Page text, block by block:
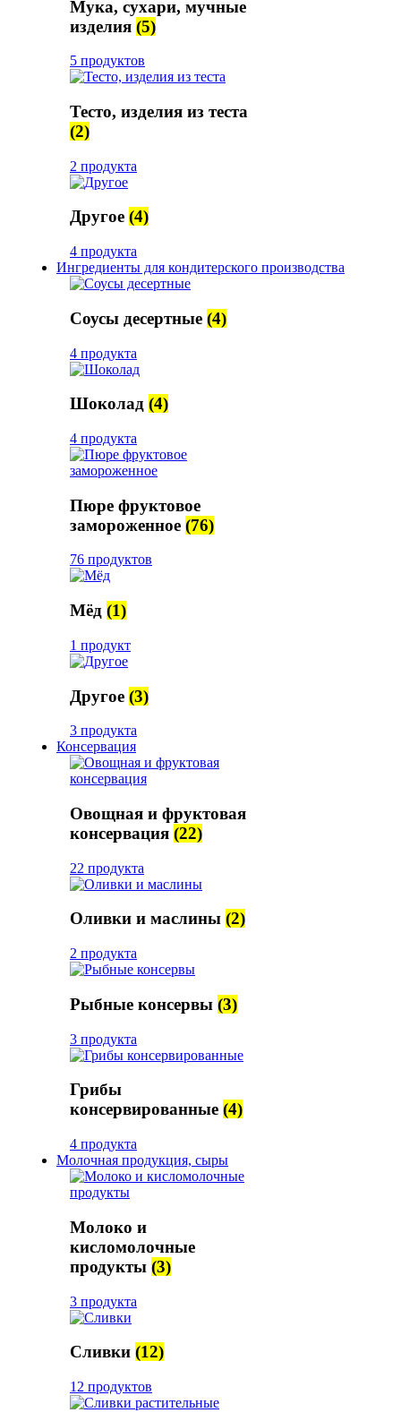
Мука, сухари, мучные
изделия (5)
5 продуктов
Тесто, изделия из теста
(2)
2 продукта
Другое (4)
4 продукта
Ингредиенты для кондитерского производства
Соусы десертные (4)
4 продукта
Шоколад (4)
4 продукта
Пюре фруктовое
замороженное (76)
76 продуктов
Мёд (1)
1 продукт
Другое (3)
3 продукта
Консервация
Овощная и фруктовая
консервация (22)
22 продукта
Оливки и маслины (2)
2 продукта
Рыбные консервы (3)
3 продукта
Грибы
консервированные (4)
4 продукта
Молочная продукция, сыры
Молоко и
кисломолочные
продукты (3)
3 продукта
Сливки (12)
12 продуктов